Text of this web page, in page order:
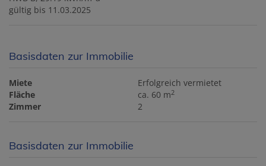
gültig bis 11.03.2025
Basisdaten zur Immobilie
Miete
Erfolgreich vermietet
Fläche
ca. 60 m2
Zimmer 2
Basisdaten zur Immobilie